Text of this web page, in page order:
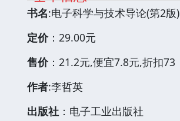
书名:电子科学与技术导论(第2版)
定价：29.00元
售价：21.2元,便宜7.8元,折扣73
作者:李哲英
出版社 ：电子工业出版社